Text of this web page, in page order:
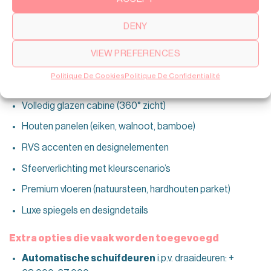
DENY
VIEW PREFERENCES
Politique De CookiesPolitique De Confidentialité
Hoogwaardigere vloerbedekking
Stijlvoller bedieningspaneel
Luxe afwerking(+€5.000-€15.000):
Volledig glazen cabine (360° zicht)
Houten panelen (eiken, walnoot, bamboe)
RVS accenten en designelementen
Sfeerverlichting met kleurscenario’s
Premium vloeren (natuursteen, hardhouten parket)
Luxe spiegels en designdetails
Extra opties die vaak worden toegevoegd
Automatische schuifdeuren i.p.v. draaideuren: +